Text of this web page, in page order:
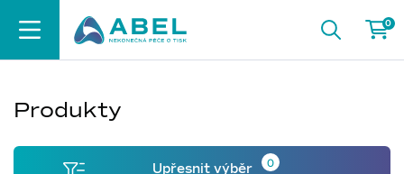
0
Produkty
Upřesnit výběr 0